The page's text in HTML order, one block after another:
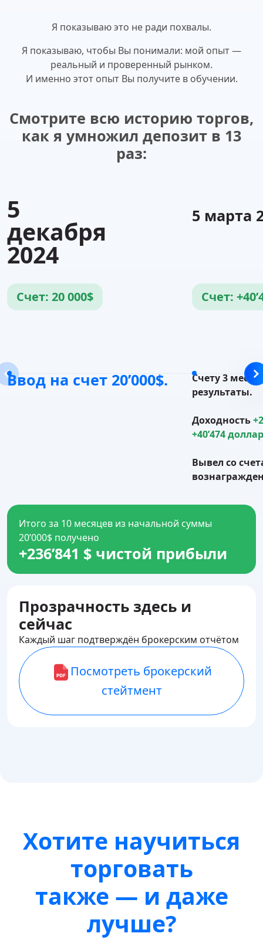
Я показываю это не ради похвалы.
Я показываю, чтобы Вы понимали: мой опыт —
реальный и проверенный рынком.
И именно этот опыт Вы получите в обучении.
Смотрите всю историю торгов,
как я умножил депозит в 13
раз:
5
декабря
2024
Счет: 20 000$
Ввод на счет 20’000$.
5 марта
Счет:
Счету 3
результаты.
Доходность
+40’474
Вывел со
Итого за 10 месяцев из начальной суммы
20’000$ получено
+236’841 $ чистой прибыли
Прозрачность здесь и
сейчас
Каждый шаг подтверждён брокерским отчётом
Посмотреть брокерский
стейтмент
Хотите научиться
торговать
также — и даже
лучше?